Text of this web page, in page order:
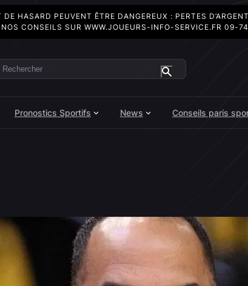
DE HASARD PEUVENT ÊTRE DANGEREUX : PERTES
CONSEILS SUR WWW.JOUEURS-INFO-SERVICE.FR 09-
Pronostics Sportifs News Conseils paris